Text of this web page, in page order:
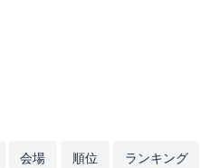
会場 順位 ランキング